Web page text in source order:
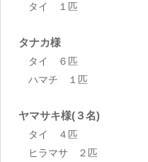
タイ １匹
タナカ様
タイ ６匹
ハマチ １匹
ヤマサキ様(３名)
タイ ４匹
ヒラマサ ２匹